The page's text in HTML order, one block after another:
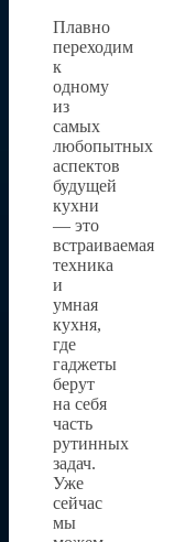
Плавно
переходим
к
одному
из
самых
любопытных
аспектов
будущей
кухни
— это
встраиваемая
техника
и
умная
кухня,
где
гаджеты
берут
на себя
часть
рутинных
задач.
Уже
сейчас
мы